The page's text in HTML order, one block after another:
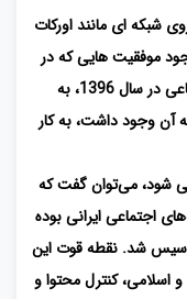
شبکه ای مانند اورکات
موفقیت هایی که در
جذب کاربران ایرانی داشت، اما این شبکه اجتماعی در سال 1396، به
وجود داشت، به کار
شود، می‌توان گفت که
اجتماعی ایرانی بوده
تأسیس شد. نقطه قوت این
اسلامی، کنترل محتوا و